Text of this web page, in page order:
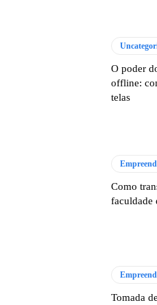
O poder
offline:
telas
Como
faculdade
Tomada